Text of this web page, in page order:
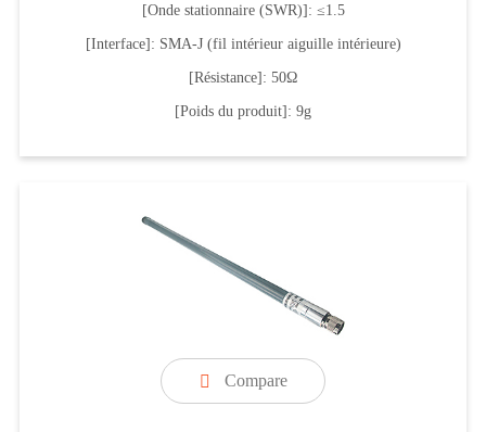
[Onde stationnaire (SWR)]: ≤1.5
[Interface]: SMA-J (fil intérieur aiguille intérieure)
[Résistance]: 50Ω
[Poids du produit]: 9g
 Compare